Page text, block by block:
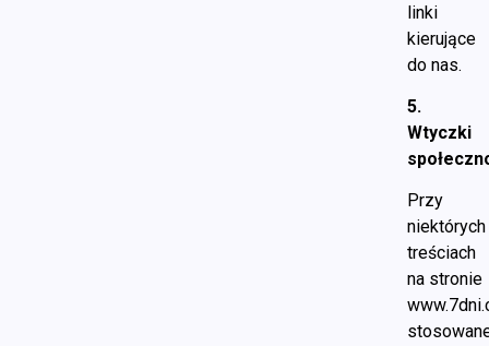
linki
kierujące
do nas.
5.
Wtyczki
Przy
niektórych
treściach
na stronie